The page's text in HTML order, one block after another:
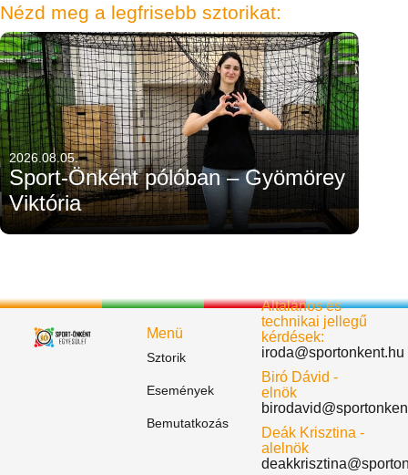
Nézd meg a legfrisebb sztorikat:
2026.08.05.
Sport-Önként pólóban – Gyömörey
Viktória
Menü
Sztorik
Események
Bemutatkozás
Általános és
technikai jellegű
kérdések:
iroda@sportonkent.hu
Biró Dávid -
elnök
Deák Krisztina -
alelnök